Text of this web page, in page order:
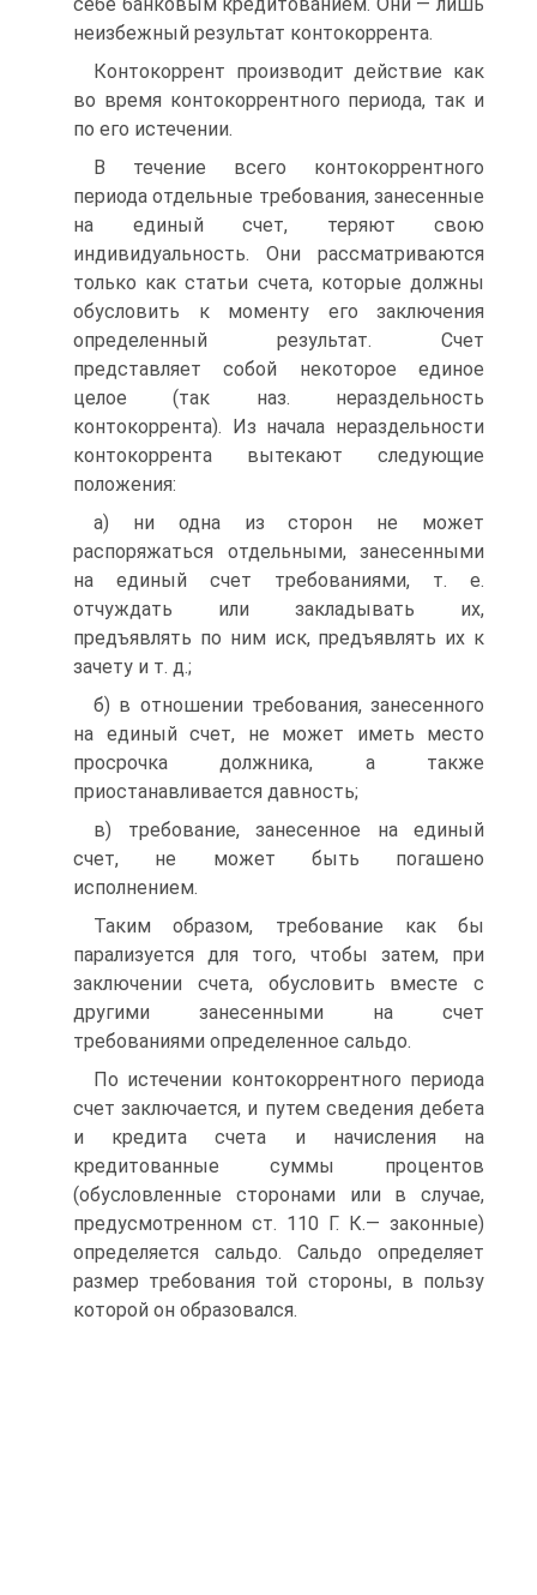
неизбежный результат контокоррента.
Контокоррент производит действие как
во время контокоррентного периода, так и
по его истечении.
В течение всего контокоррентного
периода отдельные требования, занесенные
на единый счет, теряют свою
индивидуальность. Они рассматриваются
только как статьи счета, которые должны
обусловить к моменту его заключения
определенный результат. Счет
представляет собой некоторое единое
целое (так наз. нераздельность
контокоррента). Из начала нераздельности
контокоррента вытекают следующие
положения:
а) ни одна из сторон не может
распоряжаться отдельными, занесенными
на единый счет требованиями, т. е.
отчуждать или закладывать их,
предъявлять по ним иск, предъявлять их к
зачету и т. д.;
б) в отношении требования, занесенного
на единый счет, не может иметь место
просрочка должника, а также
приостанавливается давность;
в) требование, занесенное на единый
счет, не может быть погашено
исполнением.
Таким образом, требование как бы
парализуется для того, чтобы затем, при
заключении счета, обусловить вместе с
другими занесенными на счет
требованиями определенное сальдо.
По истечении контокоррентного периода
счет заключается, и путем сведения дебета
и кредита счета и начисления на
кредитованные суммы процентов
(обусловленные сторонами или в случае,
предусмотренном ст. 110 Г. К.— законные)
определяется сальдо. Сальдо определяет
размер требования той стороны, в пользу
которой он образовался.